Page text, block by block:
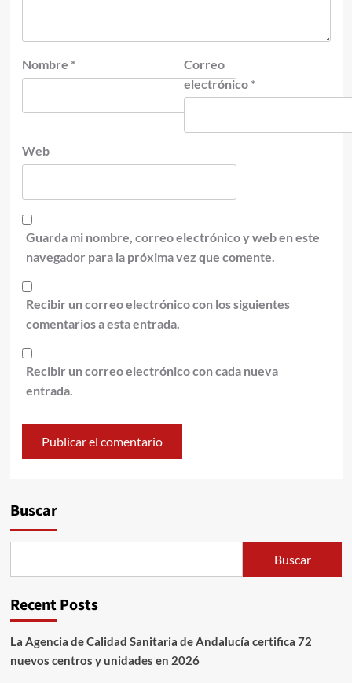
Nombre *
Correo
electrónico *
Web
Guarda mi nombre, correo electrónico y web en este
navegador para la próxima vez que comente.
Recibir un correo electrónico con los siguientes
comentarios a esta entrada.
Recibir un correo electrónico con cada nueva
entrada.
Buscar
Buscar
Recent Posts
La Agencia de Calidad Sanitaria de Andalucía certifica 72
nuevos centros y unidades en 2026